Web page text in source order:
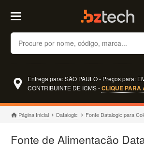
Buscar
Entrega para: SÃO PAULO - Preços para:
CONTRIBUINTE DE ICMS -CLIQUE PARA
Página Inicial Datalogic Fonte Datalogic para
Fonte de Alimentação